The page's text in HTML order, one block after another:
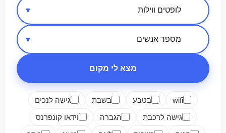
אזור בארץ
סיווג מקום
מספר אנשים
מצא לי מקום
wifi בטבע בשבת
גישה לנכים
גישה לרכבת
הגברה
וידאו קונפרנס